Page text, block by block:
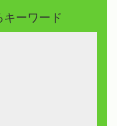
ーワード